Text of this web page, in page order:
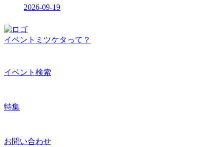
2026-09-19
イベントミツケタって？
イベント検索
特集
お問い合わせ